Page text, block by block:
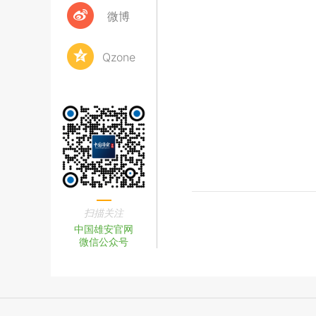
微博
Qzone
扫描关注
中国雄安官网
微信公众号